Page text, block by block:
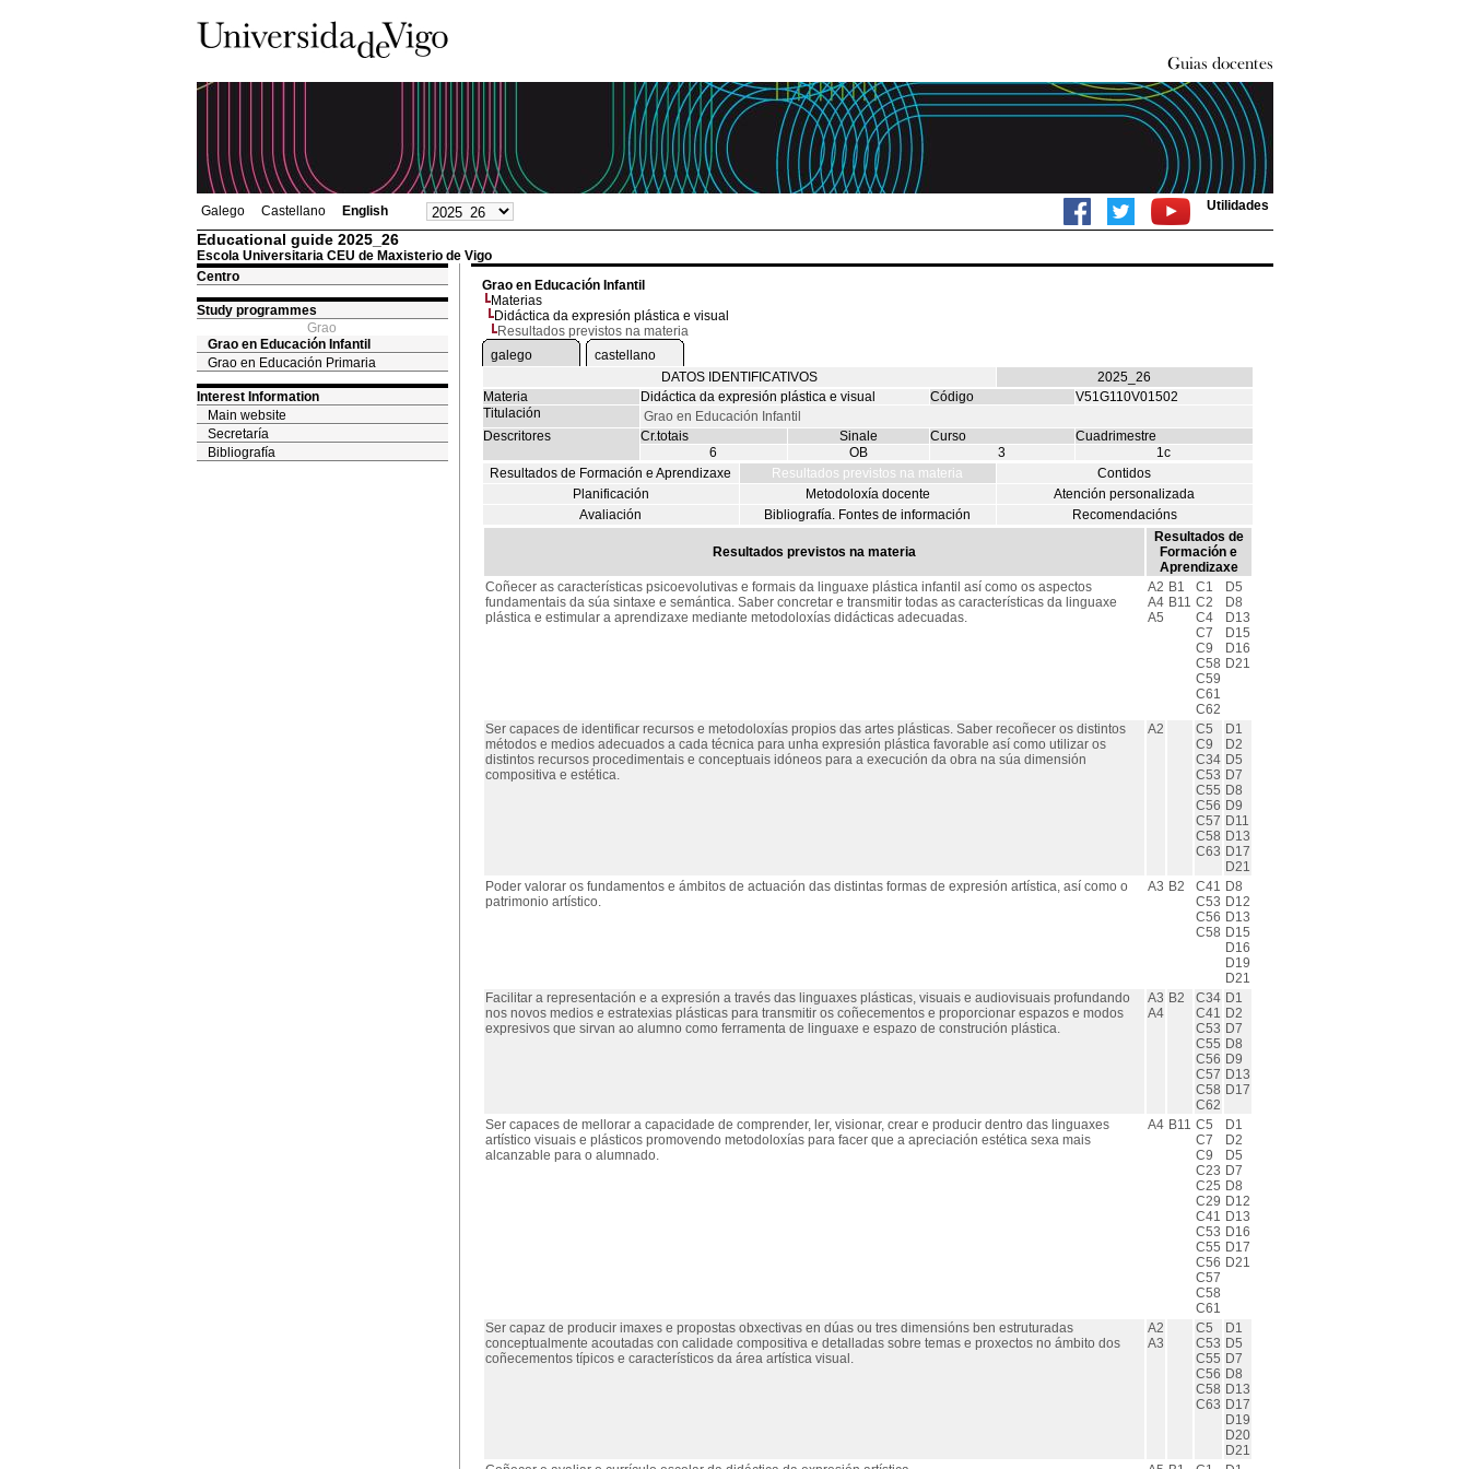
Galego Castellano English Utilidades
Educational guide 2025_26
Escola Universitaria CEU de Maxisterio de Vigo
Centro
Study programmes
Grao
Grao en Educación Infantil
Grao en Educación Primaria
Interest Information
Main website
Secretaría
Bibliografía
Grao en Educación Infantil
Materias
Didáctica da expresión plástica e visual
Resultados previstos na materia
galego
castellano
DATOS IDENTIFICATIVOS
2025_26
Materia
Didáctica da expresión plástica e visual Código
V51G110V01502
Titulación
Grao en Educación Infantil
Descritores
Cr.totais Sinale Curso
Cuadrimestre
6
OB 3
1c
Resultados de Formación e Aprendizaxe
Resultados previstos na materia
Contidos
Planificación
Metodoloxía docente
Atención personalizada
Avaliación
Bibliografía. Fontes de información Recomendacións
Resultados previstos na materia
Resultados de
Formación e
Aprendizaxe
Coñecer as características psicoevolutivas e formais da linguaxe plástica infantil así como os aspectos
fundamentais da súa sintaxe e semántica. Saber concretar e transmitir todas as características da linguaxe
plástica e estimular a aprendizaxe mediante metodoloxías didácticas adecuadas.
A2
A4
A5
B1
B11
C1
C2
C4
C7
C9
C58
C59
C61
C62
D5
D8
D13
D15
D16
D21
Ser capaces de identificar recursos e metodoloxías propios das artes plásticas. Saber recoñecer os distintos
métodos e medios adecuados a cada técnica para unha expresión plástica favorable así como utilizar os
distintos recursos procedimentais e conceptuais idóneos para a execución da obra na súa dimensión
compositiva e estética.
A2
C5
C9
C34
C53
C55
C56
C57
C58
C63
D1
D2
D5
D7
D8
D9
D11
D13
D17
D21
Poder valorar os fundamentos e ámbitos de actuación das distintas formas de expresión artística, así como o
patrimonio artístico.
A3 B2
C41
C53
C56
C58
D8
D12
D13
D15
D16
D19
D21
Facilitar a representación e a expresión a través das linguaxes plásticas, visuais e audiovisuais profundando
nos novos medios e estratexias plásticas para transmitir os coñecementos e proporcionar espazos e modos
expresivos que sirvan ao alumno como ferramenta de linguaxe e espazo de construción plástica.
A3
A4
B2
C34
C41
C53
C55
C56
C57
C58
C62
D1
D2
D7
D8
D9
D13
D17
Ser capaces de mellorar a capacidade de comprender, ler, visionar, crear e producir dentro das linguaxes
artístico visuais e plásticos promovendo metodoloxías para facer que a apreciación estética sexa mais
alcanzable para o alumnado.
A4 B11 C5
C7
C9
C23
C25
C29
C41
C53
C55
C56
C57
C58
C61
D1
D2
D5
D7
D8
D12
D13
D16
D17
D21
Ser capaz de producir imaxes e propostas obxectivas en dúas ou tres dimensións ben estruturadas
conceptualmente acoutadas con calidade compositiva e detalladas sobre temas e proxectos no ámbito dos
coñecementos típicos e característicos da área artística visual.
A2
A3
C5
C53
C55
C56
C58
C63
D1
D5
D7
D8
D13
D17
D19
D20
D21